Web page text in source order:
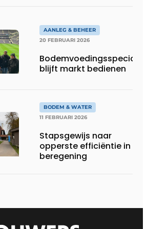
AANLEG & BEHEER
20 FEBRUARI 2026
blijft markt bedienen
BODEM & WATER
11 FEBRUARI 2026
Stapsgewijs naar
opperste efficiëntie in
beregening